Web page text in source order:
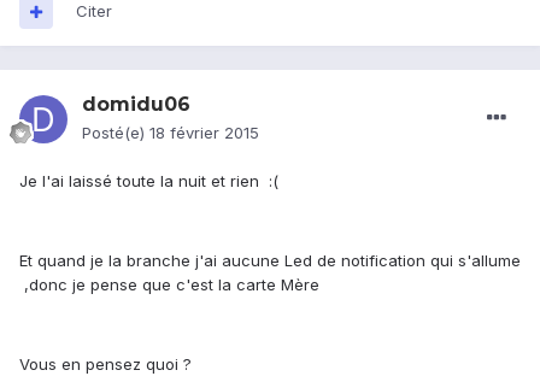
Citer
domidu06
Posté(e) 18 février 2015
Je l'ai laissé toute la nuit et rien :(
Et quand je la branche j'ai aucune Led de notification qui s'allume
,donc je pense que c'est la carte Mère
Vous en pensez quoi ?